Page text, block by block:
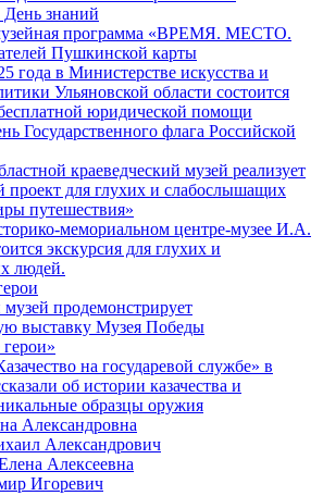
знаний
программа «ВРЕМЯ. МЕСТО.
Пушкинской карты
года в Министерстве искусства и
Ульяновской области состоится
юридической помощи
Государственного флага Российской
краеведческий музей реализует
проект для глухих и слабослышащих
путешествия»
мемориальном центре-музее И.А.
экскурсия для глухих и
людей.
продемонстрирует
выставку Музея Победы
на государевой службе» в
об истории казачества и
образцы оружия
Александровна
Александрович
Алексеевна
Игоревич